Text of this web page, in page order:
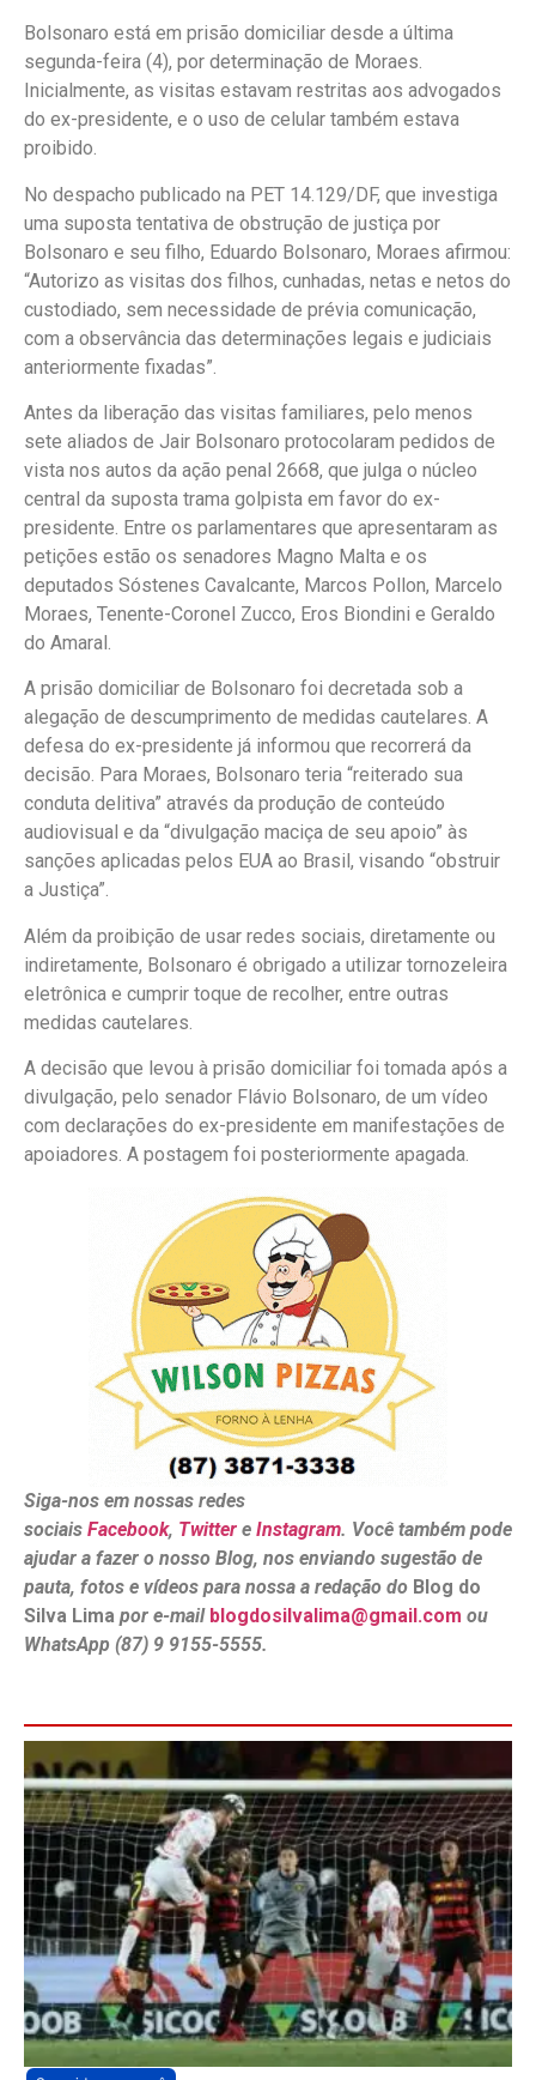
Bolsonaro está em prisão domiciliar desde a última
segunda-feira (4), por determinação de Moraes.
Inicialmente, as visitas estavam restritas aos advogados
do ex-presidente, e o uso de celular também estava
proibido.
No despacho publicado na PET 14.129/DF, que investiga
uma suposta tentativa de obstrução de justiça por
Bolsonaro e seu filho, Eduardo Bolsonaro, Moraes afirmou:
“Autorizo as visitas dos filhos, cunhadas, netas e netos do
custodiado, sem necessidade de prévia comunicação,
com a observância das determinações legais e judiciais
anteriormente fixadas”.
Antes da liberação das visitas familiares, pelo menos
sete aliados de Jair Bolsonaro protocolaram pedidos de
vista nos autos da ação penal 2668, que julga o núcleo
central da suposta trama golpista em favor do ex-
presidente. Entre os parlamentares que apresentaram as
petições estão os senadores Magno Malta e os
deputados Sóstenes Cavalcante, Marcos Pollon, Marcelo
Moraes, Tenente-Coronel Zucco, Eros Biondini e Geraldo
do Amaral.
A prisão domiciliar de Bolsonaro foi decretada sob a
alegação de descumprimento de medidas cautelares. A
defesa do ex-presidente já informou que recorrerá da
decisão. Para Moraes, Bolsonaro teria “reiterado sua
conduta delitiva” através da produção de conteúdo
audiovisual e da “divulgação maciça de seu apoio” às
sanções aplicadas pelos EUA ao Brasil, visando “obstruir
a Justiça”.
Além da proibição de usar redes sociais, diretamente ou
indiretamente, Bolsonaro é obrigado a utilizar tornozeleira
eletrônica e cumprir toque de recolher, entre outras
medidas cautelares.
A decisão que levou à prisão domiciliar foi tomada após a
divulgação, pelo senador Flávio Bolsonaro, de um vídeo
com declarações do ex-presidente em manifestações de
apoiadores. A postagem foi posteriormente apagada.
Siga-nos em nossas redes
sociais Facebook, Twitter e Instagram. Você também pode
ajudar a fazer o nosso Blog, nos enviando sugestão de
pauta, fotos e vídeos para nossa a redação do Blog do
Silva Lima por e-mail blogdosilvalima@gmail.com ou
WhatsApp (87) 9 9155-5555.